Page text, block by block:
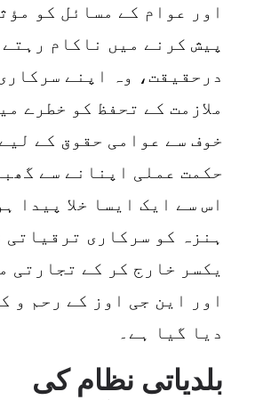
اور عوام کے مسائل کو
پیش کرنے میں ناکام
درحقیقت، وہ اپنے
ملازمت کے تحفظ کو خطرے
خوف سے عوامی حقوق کے
حکمت عملی اپنانے سے
اس سے ایک ایسا خلا پیدا
ہنزہ کو سرکاری ترقیاتی
یکسر خارج کر کے تجارتی
اور این جی اوز کے رحم و
دیا گیا ہے۔
بلدیاتی نظام کی